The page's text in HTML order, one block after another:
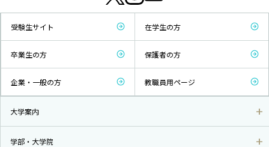
受験生サイト 在学生の方
卒業生の方 保護者の方
企業・一般の方 教職員用ページ
大学案内
学部・大学院